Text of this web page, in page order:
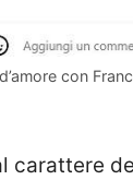
con
carattere